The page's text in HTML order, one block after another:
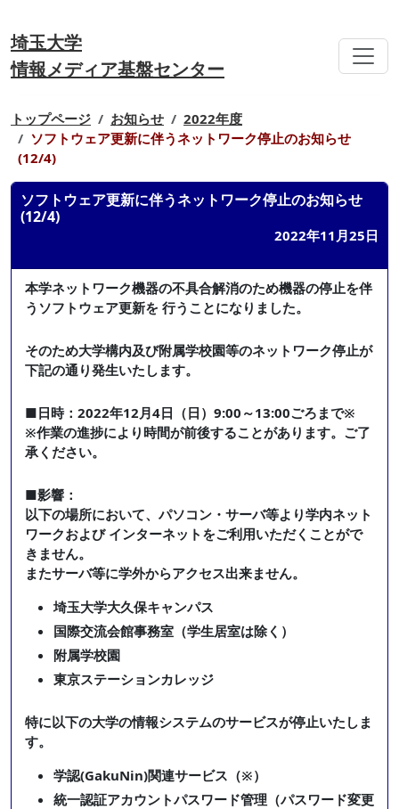
埼玉大学
情報メディア基盤センター
トップページ お知らせ
2022年度
ソフトウェア更新に伴うネットワーク停止のお知らせ
(12/4)
ソフトウェア更新に伴うネットワーク停止のお知らせ
(12/4)
2022年11月25日
本学ネットワーク機器の不具合解消のため機器の停止を伴
うソフトウェア更新を 行うことになりました。
そのため大学構内及び附属学校園等のネットワーク停止が
下記の通り発生いたします。
■日時：2022年12月4日（日）9:00～13:00ごろまで※
※作業の進捗により時間が前後することがあります。ご了
承ください。
■影響：
以下の場所において、パソコン・サーバ等より学内ネット
ワークおよび インターネットをご利用いただくことがで
きません。
またサーバ等に学外からアクセス出来ません。
埼玉大学大久保キャンパス
国際交流会館事務室（学生居室は除く）
附属学校園
東京ステーションカレッジ
特に以下の大学の情報システムのサービスが停止いたしま
す。
学認(GakuNin)関連サービス（※）
統一認証アカウントパスワード管理（パスワード変更